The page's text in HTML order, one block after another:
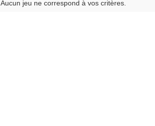
Aucun jeu ne correspond à vos critères.